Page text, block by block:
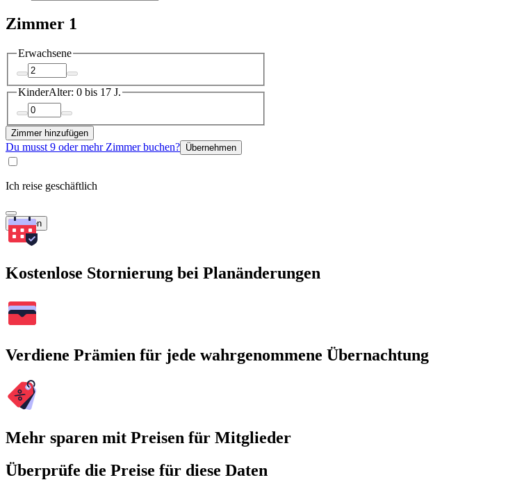
Zimmer 1
Erwachsene
KinderAlter: 0 bis 17 J.
Zimmer hinzufügen
Du musst 9 oder mehr Zimmer buchen? Übernehmen
Ich reise geschäftlich
Suchen
Kostenlose Stornierung bei Planänderungen
Verdiene Prämien für jede wahrgenommene Übernachtung
Mehr sparen mit Preisen für Mitglieder
Überprüfe die Preise für diese Daten